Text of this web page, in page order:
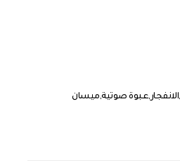
الانفجارعبوة صوتية ميسان